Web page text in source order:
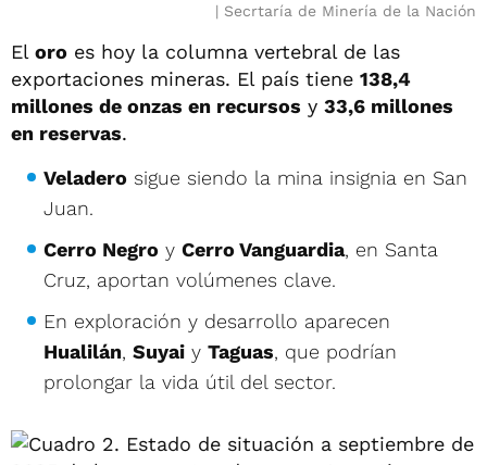
Secrtaría de Minería de la Nación
El oro es hoy la columna vertebral de las
exportaciones mineras. El país tiene 138,4
millones de onzas en recursos y 33,6 millones
en reservas.
Veladero sigue siendo la mina insignia en San
Juan.
Cerro Negro y Cerro Vanguardia, en Santa
Cruz, aportan volúmenes clave.
En exploración y desarrollo aparecen
Hualilán, Suyai y Taguas, que podrían
prolongar la vida útil del sector.